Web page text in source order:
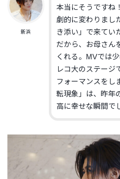
新浜
本当にそうですね
劇的に変わりまし
き添い」で来てい
だから、お母さん
くれる。MVでは
レコ大のステージ
フォーマンスをし
転現象」は、昨年
高に幸せな瞬間で